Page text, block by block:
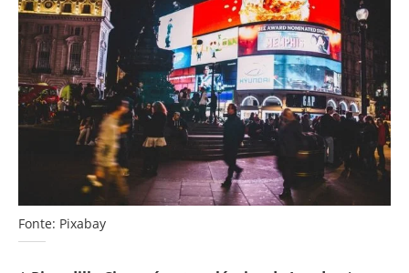
Fonte: Pixabay